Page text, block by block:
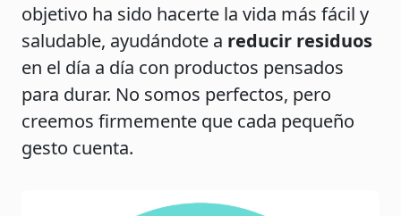
objetivo ha sido hacerte la vida más fácil y
saludable, ayudándote a reducir residuos
en el día a día con productos pensados
para durar. No somos perfectos, pero
creemos firmemente que cada pequeño
gesto cuenta.